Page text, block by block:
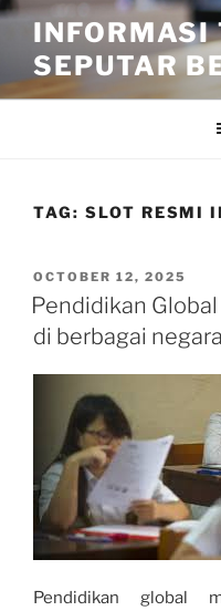
Skip
content
INFORMASI
SEPUTAR
TAG: SLOT RESMI
POSTED
ON
OCTOBER 12, 2025
Pendidikan
di berbagai
Pendidikan global